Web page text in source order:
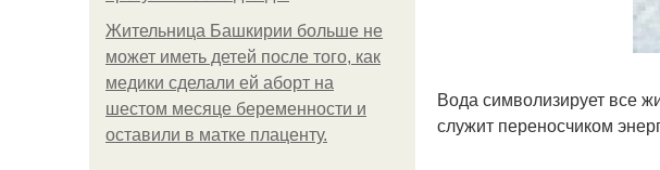
Жительница Башкирии больше не
может иметь детей после того, как
медики сделали ей аборт на
шестом месяце беременности и
оставили в матке плаценту.
Вода символизирует все
служит переносчиком